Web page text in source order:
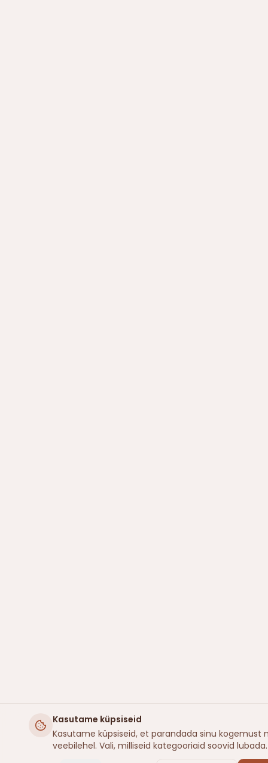
Kasutame küpsiseid
Kasutame küpsiseid, et parandada sinu kogemust
veebilehel. Vali, milliseid kategooriaid soovid lubada.